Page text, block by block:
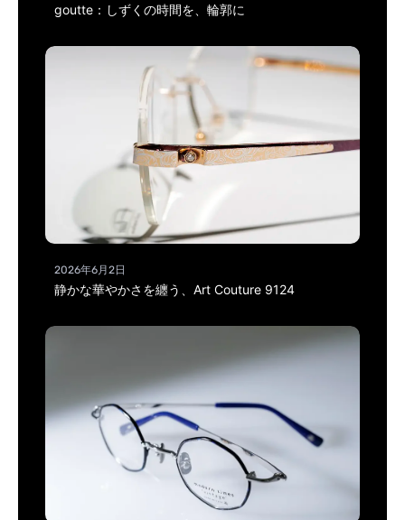
goutte：しずくの時間を、輪郭に
2026年6月2日
静かな華やかさを纏う、Art Couture 9124